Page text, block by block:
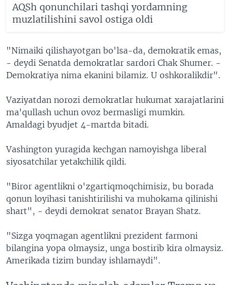
AQSh qonunchilari tashqi yordamning
muzlatilishini savol ostiga oldi
"Nimaiki qilishayotgan bo'lsa-da, demokratik emas,
- deydi Senatda demokratlar sardori Chak Shumer. -
Demokratiya nima ekanini bilamiz. U oshkoralikdir".
Vaziyatdan norozi demokratlar hukumat xarajatlarini
ma'qullash uchun ovoz bermasligi mumkin.
Amaldagi byudjet 4-martda bitadi.
Vashington yuragida kechgan namoyishga liberal
siyosatchilar yetakchilik qildi.
"Biror agentlikni o'zgartiqmoqchimisiz, bu borada
qonun loyihasi tanishtirilishi va muhokama qilinishi
shart", - deydi demokrat senator Brayan Shatz.
"Sizga yoqmagan agentlikni prezident farmoni
bilangina yopa olmaysiz, unga bostirib kira olmaysiz.
Amerikada tizim bunday ishlamaydi".